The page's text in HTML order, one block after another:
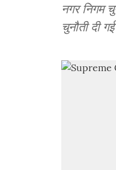
नगर निगम
चुनौती दी